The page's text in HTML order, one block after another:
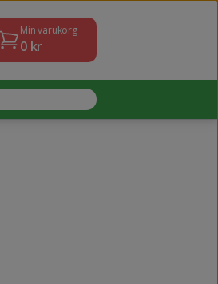
Min varukorg
0kr